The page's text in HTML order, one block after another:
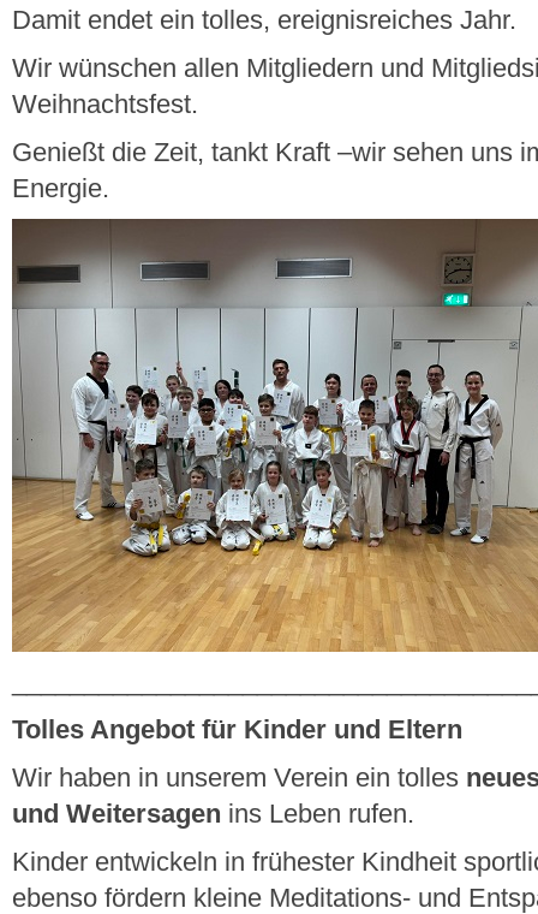
Damit endet ein tolles, ereignisreiches Jahr.
Wir wünschen allen Mitgliedern und
Weihnachtsfest.
Genießt die Zeit, tankt Kraft –wir sehen uns
Energie.
Tolles Angebot für Kinder und Eltern
Wir haben in unserem Verein ein tolles
und Weitersagen ins Leben rufen.
Kinder entwickeln in frühester Kindheit
ebenso fördern kleine Meditations- und